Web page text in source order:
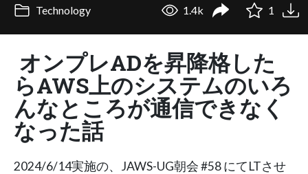
Technology 1.4k 1
オンプレADを昇降格した
らAWS上のシステムのいろ
んなところが通信できなく
なった話
2024/6/14実施の、JAWS-UG朝会 #58 にてLTさせ